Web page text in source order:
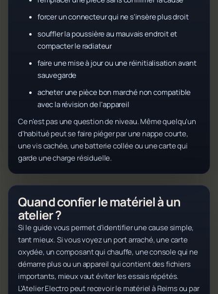
forcer un connecteur qui ne s'insère plus droit
souffler la poussière au mauvais endroit et
compacter le radiateur
faire une mise à jour ou une réinitialisation avant
sauvegarde
acheter une pièce bon marché non compatible
avec la révision de l'appareil
Ce n'est pas une question de niveau. Même quelqu'un
d'habitué peut se faire piéger par une nappe courte,
une vis cachée, une batterie collée ou une carte qui
garde une charge résiduelle.
Quand confier le matériel à un
atelier ?
Si le guide vous permet d'identifier une cause simple,
tant mieux. Si vous voyez un port arraché, une carte
oxydée, un composant qui chauffe, une console qui ne
démarre plus ou un appareil qui contient des fichiers
importants, mieux vaut éviter les essais répétés.
L'Atelier Electro peut recevoir le matériel à Reims ou par